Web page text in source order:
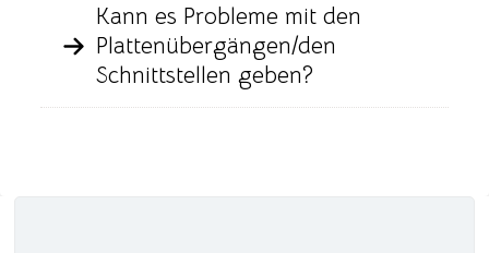
Kann es Probleme mit den
Plattenübergängen/den
Schnittstellen geben?